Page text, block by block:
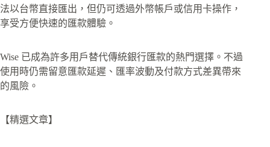
法以台幣直接匯出，但仍可透過外幣帳戶或信用卡操作，
享受方便快速的匯款體驗。
Wise 已成為許多用戶替代傳統銀行匯款的熱門選擇。不過
使用時仍需留意匯款延遲、匯率波動及付款方式差異帶來
的風險。
【精選文章】